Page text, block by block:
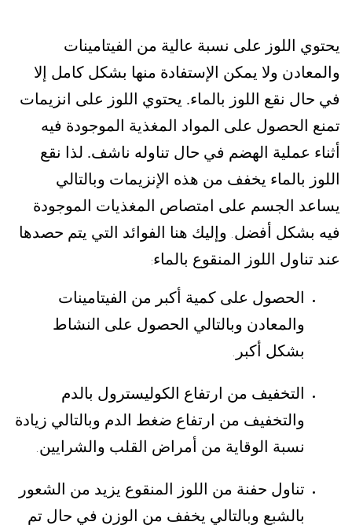
يحتوي اللوز على نسبة عالية من الفيتامينات
والمعادن ولا يمكن الإستفادة منها بشكل كامل إلا
في حال نقع اللوز بالماء. يحتوي اللوز على انزيمات
تمنع الحصول على المواد المغذية الموجودة فيه
أثناء عملية الهضم في حال تناوله ناشف. لذا نقع
اللوز بالماء يخفف من هذه الإنزيمات وبالتالي
يساعد الجسم على امتصاص المغذيات الموجودة
فيه بشكل أفضل. وإليك هنا الفوائد التي يتم حصدها
عند تناول اللوز المنقوع بالماء:
الحصول على كمية أكبر من الفيتامينات
والمعادن وبالتالي الحصول على النشاط
بشكل أكبر .
التخفيف من ارتفاع الكوليسترول بالدم
والتخفيف من ارتفاع ضغط الدم وبالتالي زيادة
نسبة الوقاية من أمراض القلب والشرايين.
تناول حفنة من اللوز المنقوع يزيد من الشعور
بالشبع وبالتالي يخفف من الوزن في حال تم